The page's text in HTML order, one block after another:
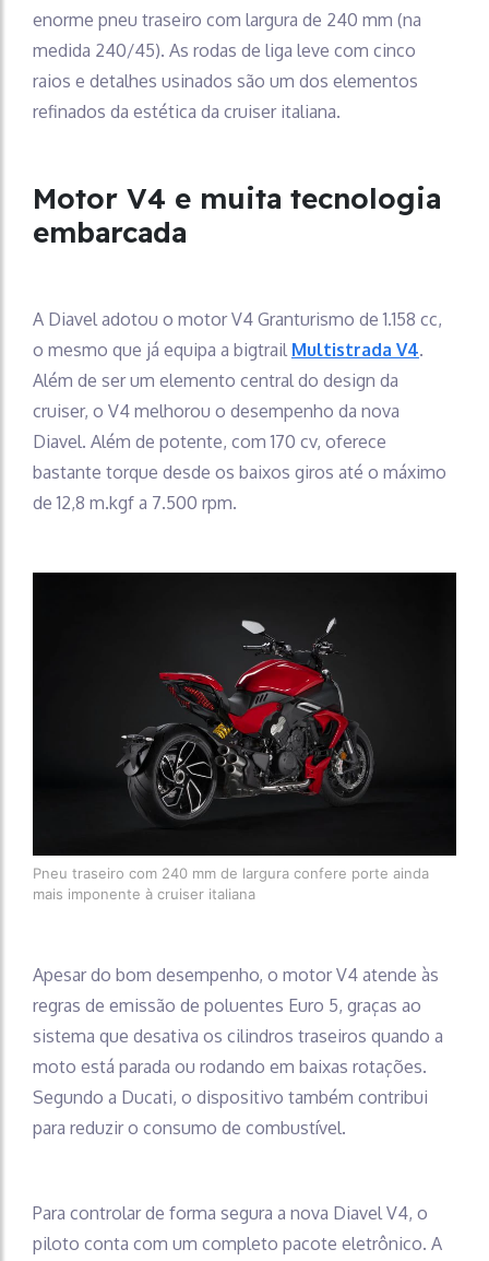
enorme pneu traseiro com largura de 240 mm (na
medida 240/45). As rodas de liga leve com cinco
raios e detalhes usinados são um dos elementos
refinados da estética da cruiser italiana.
Motor V4 e muita tecnologia
embarcada
A Diavel adotou o motor V4 Granturismo de 1.158 cc,
o mesmo que já equipa a bigtrail Multistrada V4.
Além de ser um elemento central do design da
cruiser, o V4 melhorou o desempenho da nova
Diavel. Além de potente, com 170 cv, oferece
bastante torque desde os baixos giros até o máximo
de 12,8 m.kgf a 7.500 rpm.
Pneu traseiro com 240 mm de largura confere porte ainda
mais imponente à cruiser italiana
Apesar do bom desempenho, o motor V4 atende às
regras de emissão de poluentes Euro 5, graças ao
sistema que desativa os cilindros traseiros quando a
moto está parada ou rodando em baixas rotações.
Segundo a Ducati, o dispositivo também contribui
para reduzir o consumo de combustível.
Para controlar de forma segura a nova Diavel V4, o
piloto conta com um completo pacote eletrônico. A